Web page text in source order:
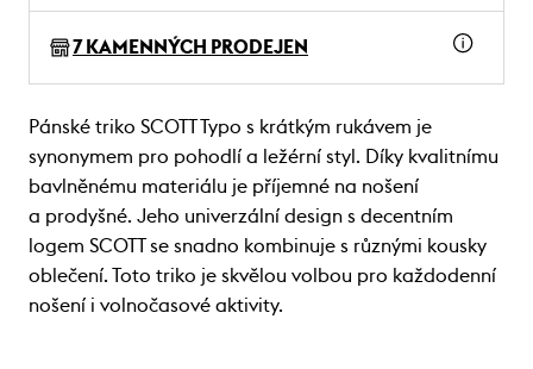
7 KAMENNÝCH PRODEJEN
Pánské triko SCOTT Typo s krátkým rukávem je
synonymem pro pohodlí a ležérní styl. Díky kvalitnímu
bavlněnému materiálu je příjemné na nošení
a prodyšné. Jeho univerzální design s decentním
logem SCOTT se snadno kombinuje s různými kousky
oblečení. Toto triko je skvělou volbou pro každodenní
nošení i volnočasové aktivity.